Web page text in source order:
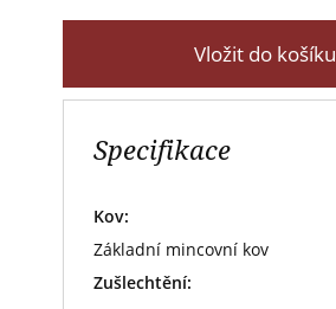
Vložit do košíku
Specifikace
Kov:
Základní mincovní kov
Zušlechtění: